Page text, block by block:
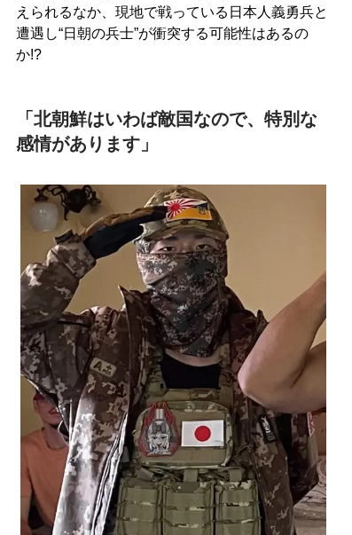
えられるなか、現地で戦っている日本人義勇兵と
遭遇し“日朝の兵士”が衝突する可能性はあるの
か!?
「北朝鮮はいわば敵国なので、特別な
感情があります」